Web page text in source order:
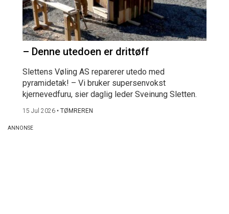
– Denne utedoen er drittøff
Slettens Vøling AS reparerer utedo med
pyramidetak! – Vi bruker supersenvokst
kjernevedfuru, sier daglig leder Sveinung Sletten.
15 Jul 2026 • TØMREREN